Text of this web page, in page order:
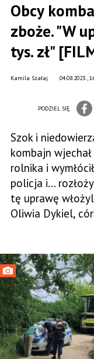
Obcy
zboże. "W
tys. zł"
04.08.2023.,
Kamila Szałaj
PODZIEL SIĘ
Szok i
kombajn
rolnika i
policja i...
tę uprawę
Oliwia Dykiel,